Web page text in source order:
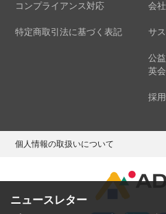
ニュースレター
コンプライアンス対応
特定商取引法に基づく表記
会
サ
公
英会
採
個人情報の取扱いについて